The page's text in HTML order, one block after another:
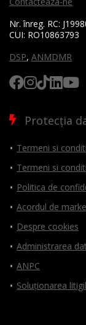
Nr. înreg. RC:
CUI: RO10863793
DSP, ANMDMR
Protecția
Termeni si
Termeni si
Politica de
Acordul de
Despre cookies
Administrarea
ANPC
Soluționarea